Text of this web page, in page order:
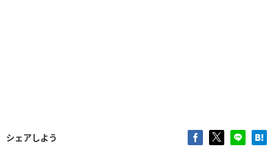
シェアしよう